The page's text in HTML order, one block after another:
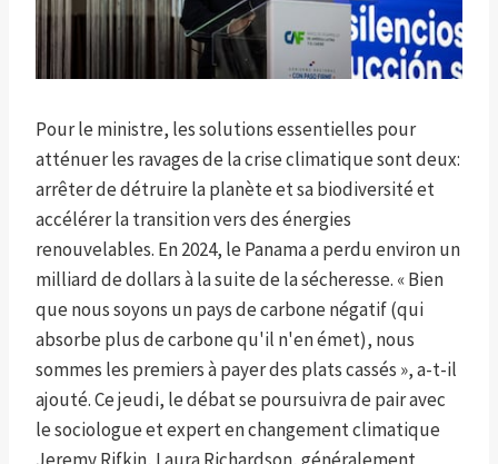
Pour le ministre, les solutions essentielles pour
atténuer les ravages de la crise climatique sont deux:
arrêter de détruire la planète et sa biodiversité et
accélérer la transition vers des énergies
renouvelables. En 2024, le Panama a perdu environ un
milliard de dollars à la suite de la sécheresse. « Bien
que nous soyons un pays de carbone négatif (qui
absorbe plus de carbone qu'il n'en émet), nous
sommes les premiers à payer des plats cassés », a-t-il
ajouté. Ce jeudi, le débat se poursuivra de pair avec
le sociologue et expert en changement climatique